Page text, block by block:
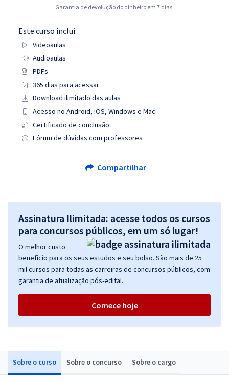
Sobre o curso Sobre o concurso Sobre o cargo
Garantia de devolução do dinheiro em 7 dias.
Este curso inclui:
Videoaulas
Audioaulas
PDFs
365 dias para acessar
Download ilimitado das aulas
Acesso no Android, iOS, Windows e Mac
Certificado de conclusão
Fórum de dúvidas com professores
Compartilhar
Assinatura Ilimitada: acesse todos os cursos
para concursos públicos, em um só lugar!
O melhor custo
benefício para os seus estudos e seu bolso. São mais de 25
mil cursos para todas as carreiras de concursos públicos, com
garantia de atualização pós-edital.
Comece hoje